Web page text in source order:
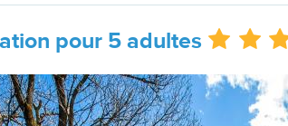
pour 5 adultes